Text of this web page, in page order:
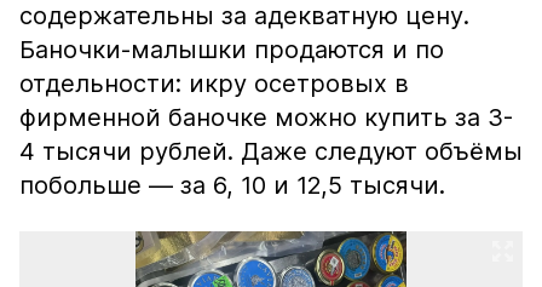
содержательны за адекватную цену.
Баночки-малышки продаются и по
отдельности: икру осетровых в
фирменной баночке можно купить за 3-
4 тысячи рублей. Даже следуют объёмы
побольше — за 6, 10 и 12,5 тысячи.